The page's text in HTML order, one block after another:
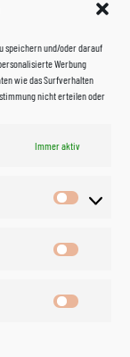
speichern und/oder darauf
Werbung
wie das Surfverhalten
nicht erteilen oder
Immer aktiv
Vorlieben